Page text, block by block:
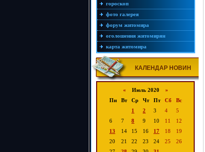
гороскоп
фото галерея
форум житомира
оголошення житомирян
карта житомира
КАЛЕНДАР НОВИН
« Июль 2020 »
Пн
Вт Ср Чт Пт Сб
Вс
1
2 3 4
5
6
7 8 9 10 11
12
13
14 15 16 17 18
19
20
21 22 23 24 25
26